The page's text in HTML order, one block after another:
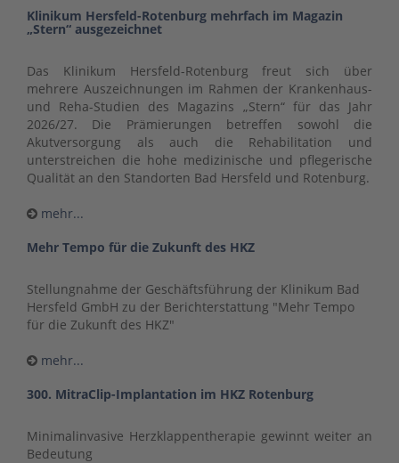
Klinikum Hersfeld-Rotenburg mehrfach im Magazin
„Stern“ ausgezeichnet
Das Klinikum Hersfeld-Rotenburg freut sich über
mehrere Auszeichnungen im Rahmen der Krankenhaus-
und Reha-Studien des Magazins „Stern“ für das Jahr
2026/27. Die Prämierungen betreffen sowohl die
Akutversorgung als auch die Rehabilitation und
unterstreichen die hohe medizinische und pflegerische
Qualität an den Standorten Bad Hersfeld und Rotenburg.
mehr...
Mehr Tempo für die Zukunft des HKZ
Stellungnahme der Geschäftsführung der Klinikum Bad
Hersfeld GmbH zu der Berichterstattung "Mehr Tempo
für die Zukunft des HKZ"
mehr...
300. MitraClip-Implantation im HKZ Rotenburg
Minimalinvasive Herzklappentherapie gewinnt weiter an
Bedeutung